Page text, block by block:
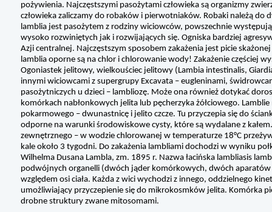
pożywienia. Najczęstszymi pasożytami człowieka są organizmy
człowieka zaliczamy do robaków i pierwotniaków. Robaki należą do
lamblia jest pasożytem z rodziny wiciowców, powszechnie
wysoko rozwiniętych jak i rozwijających się. Ogniska bardziej
Azji centralnej. Najczęstszym sposobem zakażenia jest picie
lamblia oporne są na chlor i chlorowanie wody! Zakażenie częściej
Ogoniastek jelitowy, wielkouściec jelitowy (Lambia intestinalis,
innymi wiciowcami z supergrupy Excavata – eugleninami,
pasożytniczych u dzieci – lambliozę. Może ona również dotykać
komórkach nabłonkowych jelita lub pęcherzyka żółciowego.
pokarmowego – dwunastnicę i jelito czcze. Tu przyczepia się do
odporne na warunki środowiskowe cysty, które są wydalane z
zewnętrznego – w wodzie chlorowanej w temperaturze 18°C
kale około 3 tygodni. Do zakażenia lambliami dochodzi w wyniku
Wilhelma Dusana Lambla, zm. 1895 r. Nazwa łacińska lambliasis
podwójnych organelli (dwóch jąder komórkowych, dwóch
względem osi ciała. Każda z wici wychodzi z innego, oddzielnego
umożliwiający przyczepienie się do mikrokosmków jelita. Komórka
drobne struktury zwane mitosomami.